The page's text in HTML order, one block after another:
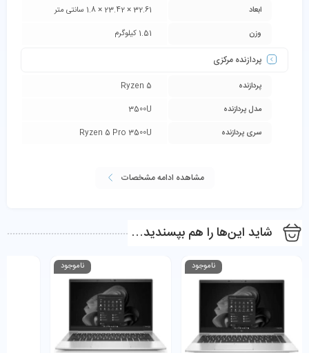
ابعاد
32.61 × 23.42 × 1.8 سانتی متر
وزن
1.51 کیلوگرم
پردازنده مرکزی
پردازنده
Ryzen 5
مدل پردازنده
3500U
سری پردازنده
Ryzen 5 Pro 3500U
مشاهده ادامه مشخصات
شاید این‌ها را هم بپسندید…
ناموجود ناموجود